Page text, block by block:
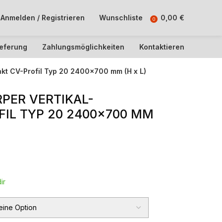
Anmelden / Registrieren Wunschliste 0 0,00 €
Zahlungsmöglichkeiten Kontaktieren
CV-Profil Typ 20 2400×700 mm (H x L)
VERTIKAL-
TYP 20 2400×700 MM